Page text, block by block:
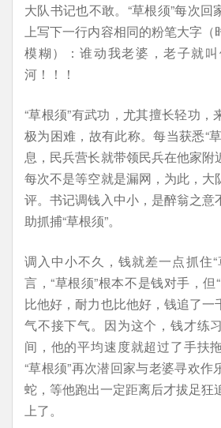
大队书记也不敢。“草根须”每次回
上写下一行内容相同的粉笔大字（
模糊）：谁动我老婆，老子就
河！！！
“草根须”有武功，尤其擅长轻功
极为困难，故有此称。每当获悉“
息，民兵营长就带领民兵在他家附
每次不是等空就是漏网，为此，大
评。书记调钱入中小，是醉翁之意
助抓捕“草根须”。
调入中小不久，钱就差一点抓住
言，“草根须”根本不是钱对手，但
比他好，耐力也比他好，钱追了一
气不接下气。因为这个，钱才练
间，他的平均速度就超过了手扶
“草根须”再次潜回家与老婆寻欢
蛇，等他跑出一定距离后才拔足狂
上了。